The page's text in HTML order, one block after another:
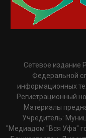
Сетевое издание
Федеральной
информационных
Регистрационный
Материалы
Учредитель:
"Медиадом "Вся Уфа"